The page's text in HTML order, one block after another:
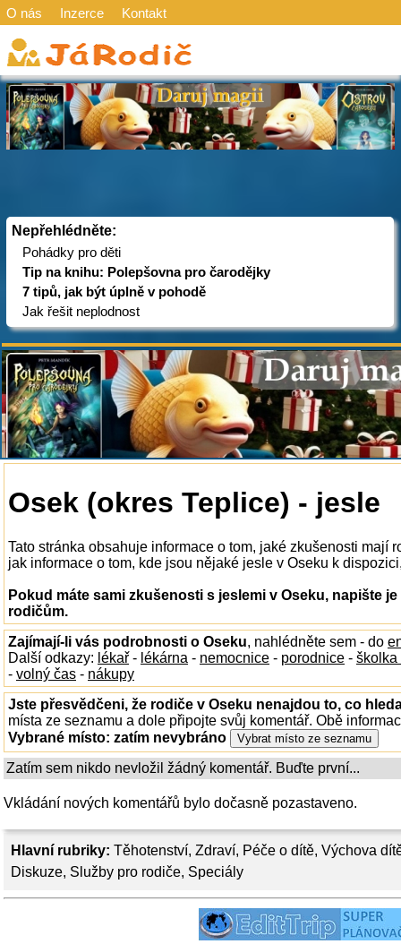
O nás Inzerce Kontakt
Nepřehlédněte:
Pohádky pro děti
Tip na knihu: Polepšovna pro čarodějky
7 tipů, jak být úplně v pohodě
Jak řešit neplodnost
Hlavní rubriky: Těhotenství, Zdraví, Péče o dítě, Výchova
Diskuze, Služby pro rodiče, Speciály
Osek (okres Teplice) - jesle
Tato stránka obsahuje informace o tom, jaké zkušenosti mají
jak informace o tom, kde jsou nějaké jesle v Oseku k
Pokud máte sami zkušenosti s jeslemi v Oseku, napište
rodičům.
Zajímají-li vás podrobnosti o Oseku, nahlédněte sem - do
Další odkazy: lékař - lékárna - nemocnice - porodnice - školka
- volný čas - nákupy
Jste přesvědčeni, že rodiče v Oseku nenajdou to, co
místa ze seznamu a dole připojte svůj komentář. Obě
Vybrané místo: zatím nevybráno
Zatím sem nikdo nevložil žádný komentář. Buďte první...
Vkládání nových komentářů bylo dočasně pozastaveno.